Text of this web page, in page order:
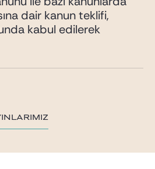
dair kanun teklifi,
kabul edilerek